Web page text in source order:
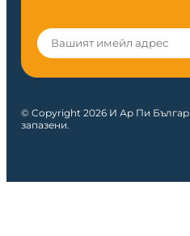
© Copyright 2026 И Ар Пи
запазени.